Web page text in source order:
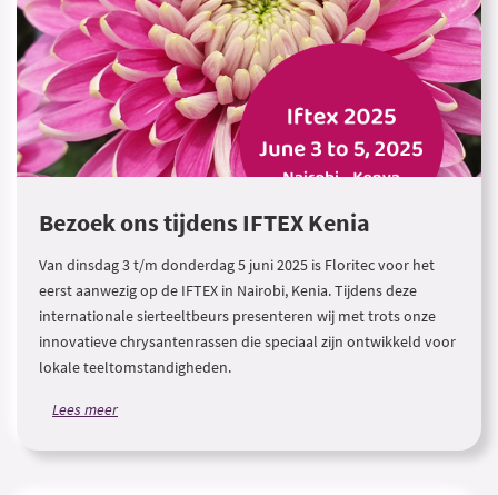
Bezoek ons tijdens IFTEX Kenia
Van dinsdag 3 t/m donderdag 5 juni 2025 is Floritec voor het
eerst aanwezig op de IFTEX in Nairobi, Kenia. Tijdens deze
internationale sierteeltbeurs presenteren wij met trots onze
innovatieve chrysantenrassen die speciaal zijn ontwikkeld voor
lokale teeltomstandigheden.
Lees meer